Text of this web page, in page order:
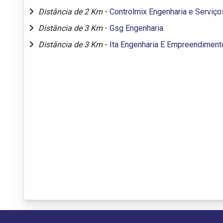
Distância de 2 Km - Controlmix Engenharia e
Distância de 3 Km - Gsg Engenharia
Distância de 3 Km - Ita Engenharia E